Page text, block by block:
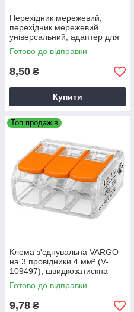
Перехідник мережевий,
перехідник мережевий
універсальний, адаптер для
електроприладів
Готово до відправки
8,50 ₴
Купити
Топ продажів
Клема з'єднувальна VARGO
на 3 провідники 4 мм² (V-
109497), швидкозатискна
клема для електропроводки
Готово до відправки
9,78 ₴